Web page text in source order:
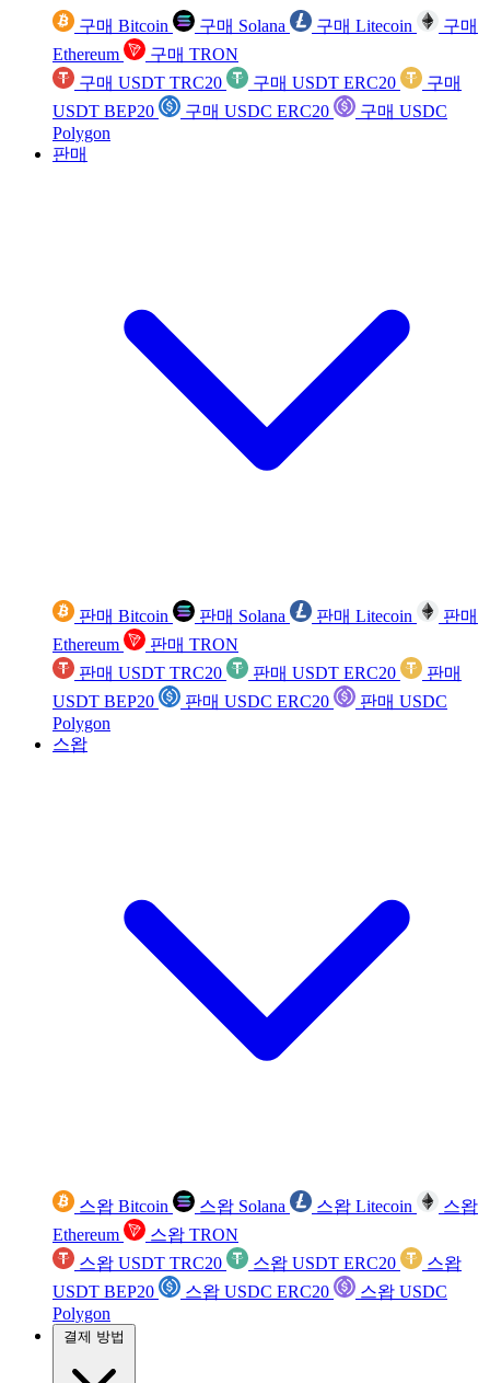
구매 Bitcoin 구매 Solana 구매 Litecoin
구매
Ethereum
구매 TRON
구매 USDT TRC20
구매 USDT ERC20
구매
USDT BEP20
구매 USDC ERC20
구매 USDC
Polygon
판매
판매 Bitcoin 판매 Solana 판매 Litecoin
판매
Ethereum
판매 TRON
판매 USDT TRC20
판매 USDT ERC20
판매
USDT BEP20
판매 USDC ERC20
판매 USDC
Polygon
스왑
스왑 Bitcoin 스왑 Solana 스왑 Litecoin
스왑
Ethereum
스왑 TRON
스왑 USDT TRC20
스왑 USDT ERC20
스왑
USDT BEP20
스왑 USDC ERC20
스왑 USDC
Polygon
결제 방법